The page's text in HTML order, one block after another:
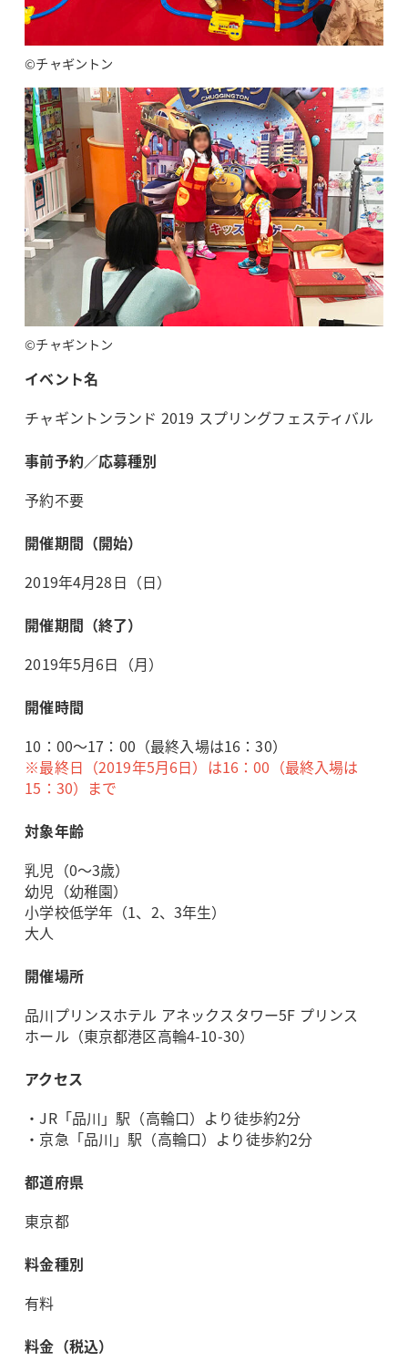
©チャギントン
©チャギントン
イベント名
チャギントンランド 2019 スプリングフェスティバル
事前予約／応募種別
予約不要
開催期間（開始）
2019年4月28日（日）
開催期間（終了）
2019年5月6日（月）
開催時間
10：00～17：00（最終入場は16：30）
※最終日（2019年5月6日）は16：00（最終入場は
15：30）まで
対象年齢
乳児（0～3歳）
幼児（幼稚園）
小学校低学年（1、2、3年生）
大人
開催場所
品川プリンスホテル アネックスタワー5F プリンス
ホール（東京都港区高輪4-10-30）
アクセス
・JR「品川」駅（高輪口）より徒歩約2分
・京急「品川」駅（高輪口）より徒歩約2分
都道府県
東京都
料金種別
有料
料金（税込）